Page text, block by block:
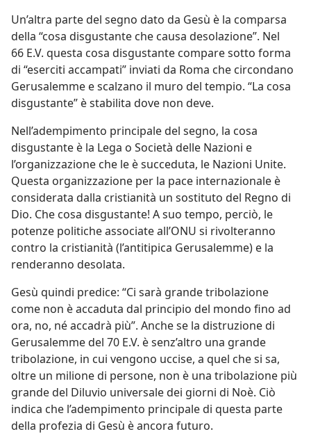
Un’altra parte del segno dato da Gesù è la comparsa
della “cosa disgustante che causa desolazione”. Nel
66 E.V. questa cosa disgustante compare sotto forma
di “eserciti accampati” inviati da Roma che circondano
Gerusalemme e scalzano il muro del tempio. “La cosa
disgustante” è stabilita dove non deve.
Nell’adempimento principale del segno, la cosa
disgustante è la Lega o Società delle Nazioni e
l’organizzazione che le è succeduta, le Nazioni Unite.
Questa organizzazione per la pace internazionale è
considerata dalla cristianità un sostituto del Regno di
Dio. Che cosa disgustante! A suo tempo, perciò, le
potenze politiche associate all’ONU si rivolteranno
contro la cristianità (l’antitipica Gerusalemme) e la
renderanno desolata.
Gesù quindi predice: “Ci sarà grande tribolazione
come non è accaduta dal principio del mondo fino ad
ora, no, né accadrà più”. Anche se la distruzione di
Gerusalemme del 70 E.V. è senz’altro una grande
tribolazione, in cui vengono uccise, a quel che si sa,
oltre un milione di persone, non è una tribolazione più
grande del Diluvio universale dei giorni di Noè. Ciò
indica che l’adempimento principale di questa parte
della profezia di Gesù è ancora futuro.